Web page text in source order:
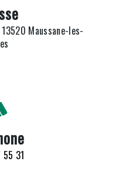
Maussane-les-
31